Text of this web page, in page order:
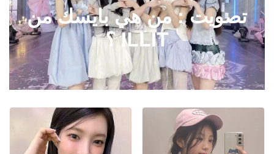
تصويت : من هي بايسك من
ILLIT ؟